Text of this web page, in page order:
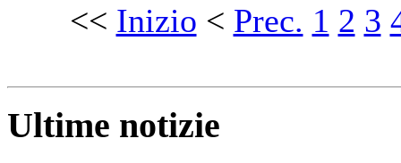
<< Inizio < Prec. 1 2 3
Ultime notizie